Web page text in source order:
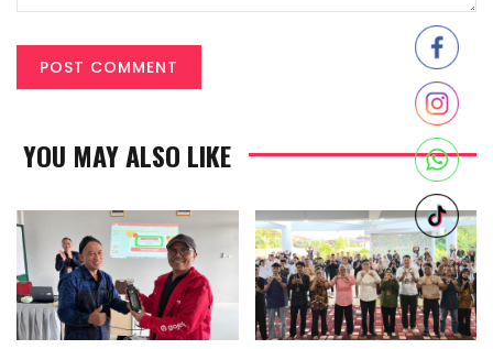
YOU MAY ALSO LIKE